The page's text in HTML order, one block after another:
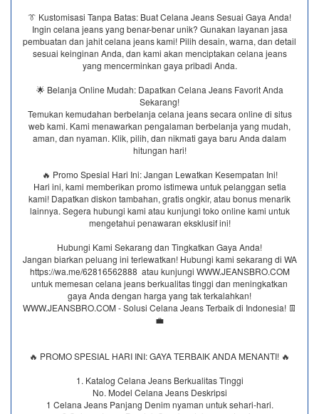
👔 Kustomisasi Tanpa Batas: Buat Celana Jeans Sesuai Gaya Anda!
Ingin celana jeans yang benar-benar unik? Gunakan layanan jasa
pembuatan dan jahit celana jeans kami! Pilih desain, warna, dan detail
sesuai keinginan Anda, dan kami akan menciptakan celana jeans
yang mencerminkan gaya pribadi Anda.
🌟 Belanja Online Mudah: Dapatkan Celana Jeans Favorit Anda
Sekarang!
Temukan kemudahan berbelanja celana jeans secara online di situs
web kami. Kami menawarkan pengalaman berbelanja yang mudah,
aman, dan nyaman. Klik, pilih, dan nikmati gaya baru Anda dalam
hitungan hari!
🔥 Promo Spesial Hari Ini: Jangan Lewatkan Kesempatan Ini!
Hari ini, kami memberikan promo istimewa untuk pelanggan setia
kami! Dapatkan diskon tambahan, gratis ongkir, atau bonus menarik
lainnya. Segera hubungi kami atau kunjungi toko online kami untuk
mengetahui penawaran eksklusif ini!
Hubungi Kami Sekarang dan Tingkatkan Gaya Anda!
Jangan biarkan peluang ini terlewatkan! Hubungi kami sekarang di WA
https://wa.me/62816562888​ atau kunjungi WWW.JEANSBRO.COM
untuk memesan celana jeans berkualitas tinggi dan meningkatkan
gaya Anda dengan harga yang tak terkalahkan!
WWW.JEANSBRO.COM - Solusi Celana Jeans Terbaik di Indonesia! 👖
💼
🔥 PROMO SPESIAL HARI INI: GAYA TERBAIK ANDA MENANTI! 🔥
1. Katalog Celana Jeans Berkualitas Tinggi
No. Model Celana Jeans Deskripsi
1 Celana Jeans Panjang Denim nyaman untuk sehari-hari.